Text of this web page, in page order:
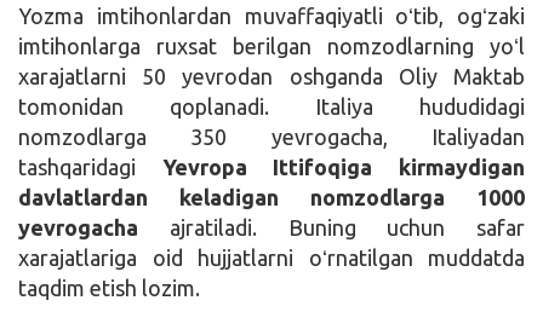
Yozma imtihonlardan muvaffaqiyatli oʻtib, ogʻzaki
imtihonlarga ruxsat berilgan nomzodlarning yoʻl
xarajatlarni 50 yevrodan oshganda Oliy Maktab
tomonidan qoplanadi. Italiya hududidagi
nomzodlarga 350 yevrogacha, Italiyadan
tashqaridagi Yevropa Ittifoqiga kirmaydigan
davlatlardan keladigan nomzodlarga 1000
yevrogacha ajratiladi. Buning uchun safar
xarajatlariga oid hujjatlarni oʻrnatilgan muddatda
taqdim etish lozim.